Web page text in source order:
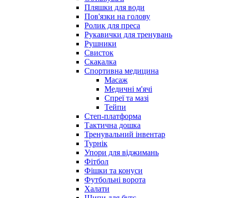
Пляшки для води
Пов'язки на голову
Ролик для преса
Рукавички для тренувань
Рушники
Свисток
Скакалка
Спортивна медицина
Масаж
Медичні м'ячі
Спреї та мазі
Тейпи
Степ-платформа
Тактична дошка
Тренувальний інвентар
Турнік
Упори для віджимань
Фітбол
Фішки та конуси
Футбольні ворота
Халати